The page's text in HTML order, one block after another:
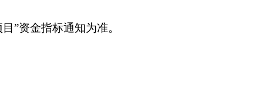
”资金指标通知为准。